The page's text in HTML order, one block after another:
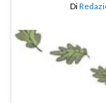
Di